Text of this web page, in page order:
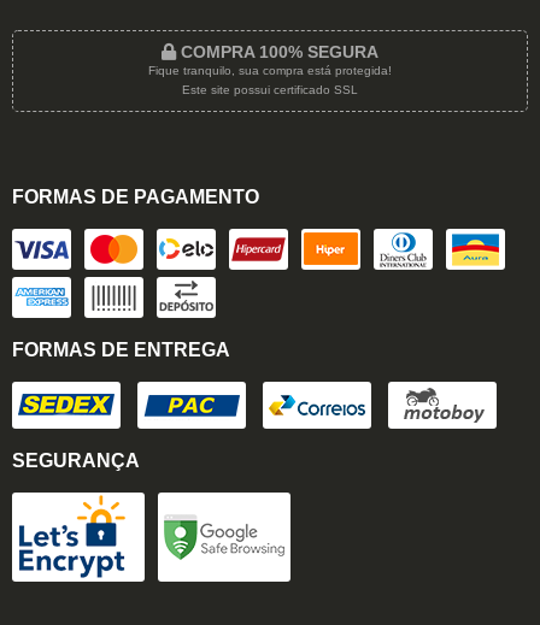
COMPRA 100% SEGURA
Fique tranquilo, sua compra está protegida!
Este site possui certificado SSL
FORMAS DE PAGAMENTO
FORMAS DE ENTREGA
SEGURANÇA